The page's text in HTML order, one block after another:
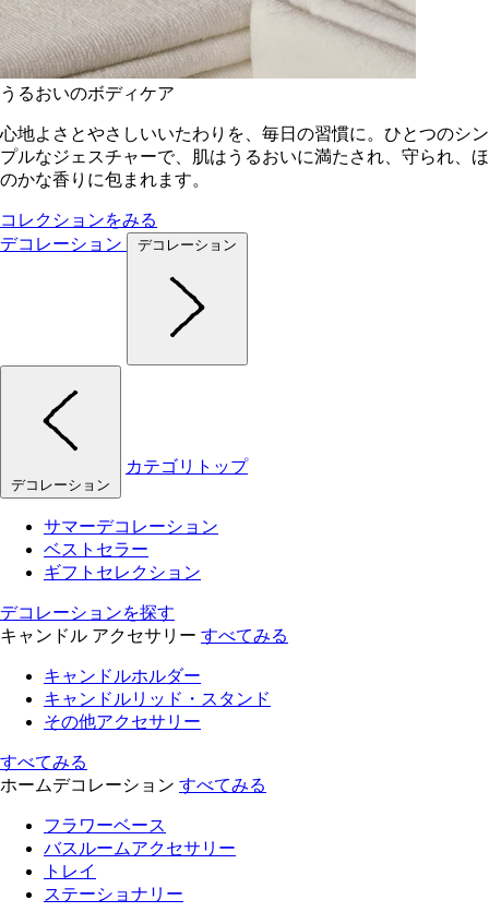
うるおいのボディケア
心地よさとやさしいいたわりを、毎日の習慣に。ひとつのシン
プルなジェスチャーで、肌はうるおいに満たされ、守られ、ほ
のかな香りに包まれます。
コレクションをみる
デコレーション
デコレーション
デコレーション
カテゴリトップ
サマーデコレーション
ベストセラー
ギフトセレクション
デコレーションを探す
キャンドル アクセサリー すべてみる
キャンドルホルダー
キャンドルリッド・スタンド
その他アクセサリー
すべてみる
ホームデコレーション すべてみる
フラワーベース
バスルームアクセサリー
トレイ
ステーショナリー